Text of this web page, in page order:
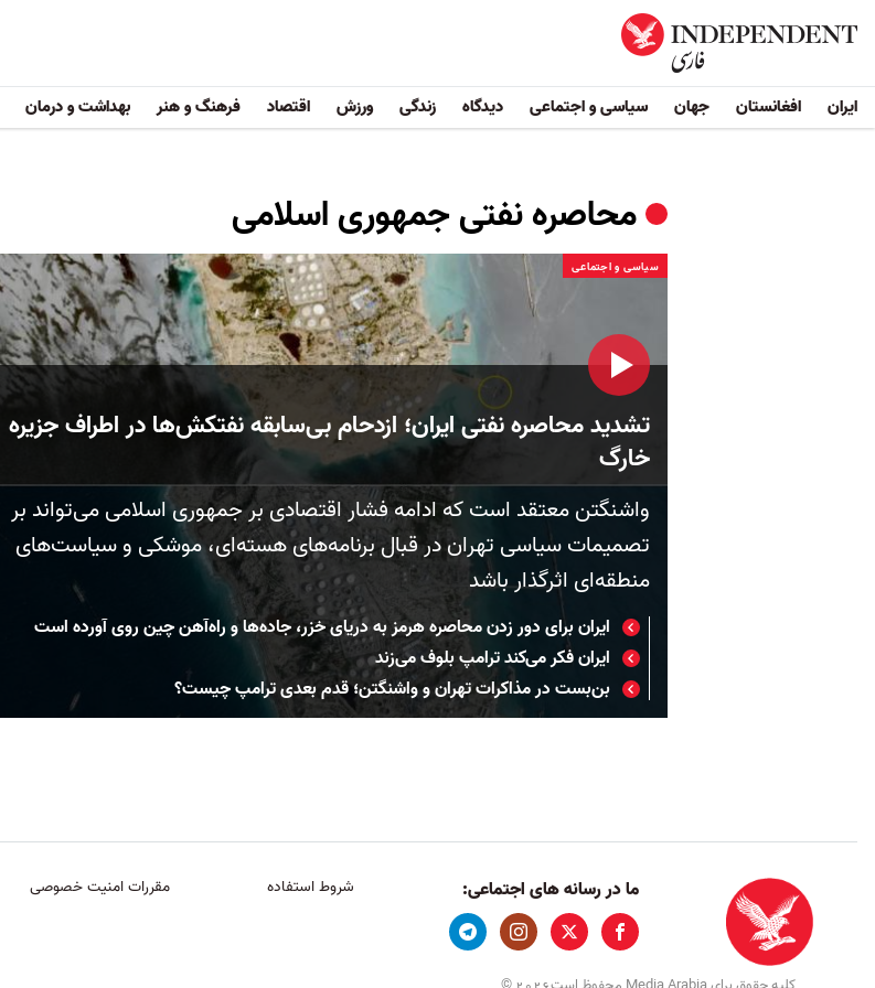
ایران افغانستان جهان سیاسی و اجتماعی دیدگاه زندگی ورزش اقتصاد فرهنگ و هنر بهداشت و درمان
محاصره نفتی جمهوری اسلامی
سیاسی و اجتماعی
تشدید محاصره نفتی ایران؛ ازدحام بی‌سابقه نفتکش‌ها در اطراف جزیره
خارگ
واشنگتن معتقد است که ادامه فشار اقتصادی بر جمهوری اسلامی می‌تواند بر
تصمیمات سیاسی تهران در قبال برنامه‌های هسته‌ای، موشکی و سیاست‌های
منطقه‌ای اثرگذار باشد
ایران برای دور زدن محاصره هرمز به دریای خزر، جاده‌ها و راه‌آهن چین روی آورده است
ایران فکر می‌کند ترامپ بلوف می‌زند
بن‌بست در مذاکرات تهران و واشنگتن؛ قدم بعدی ترامپ چیست؟
ما در رسانه های اجتماعی: شروط استفاده مقررات امنیت خصوصی